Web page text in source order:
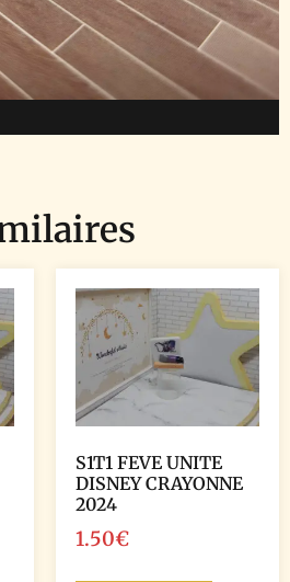
S1T1 FEVE UNITE
DISNEY CRAYONNE
2024
1.50€